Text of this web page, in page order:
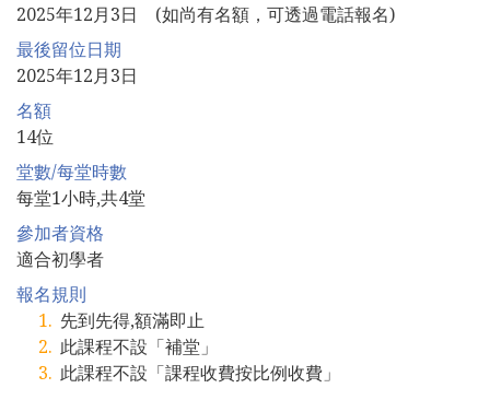
2025年12月3日 (如尚有名額，可透過電話報名)
最後留位日期
2025年12月3日
名額
14位
堂數/每堂時數
每堂1小時,共4堂
參加者資格
適合初學者
報名規則
先到先得,額滿即止
此課程不設「補堂」
此課程不設「課程收費按比例收費」